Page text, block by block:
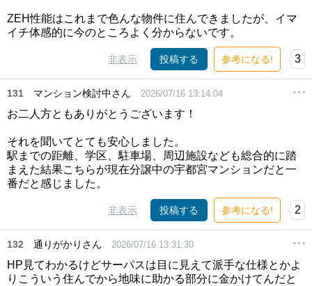
ZEH性能はこれまで色んな物件に住んできましたが、イマ
イチ体感的に今のところよく分からないです。
非表示 投稿する 参考になる! 3
131 マンション検討中さん 2026/07/16 13:14:04
お二人方ともありがとうございます！
それを聞いてとても安心しました。
駅までの距離、学区、駐車場、周辺施設なども総合的に踏
まえた結果こちらが現在分譲中の宇都宮マンションだと一
番だと感じました。
非表示 投稿する 参考になる! 2
132 通りがかりさん 2026/07/16 13:31:30
HP見てわかるけどサーパスは目に見えて派手な仕様とかよ
りこういう住んでから地味に助かる部分に金かけてんだと